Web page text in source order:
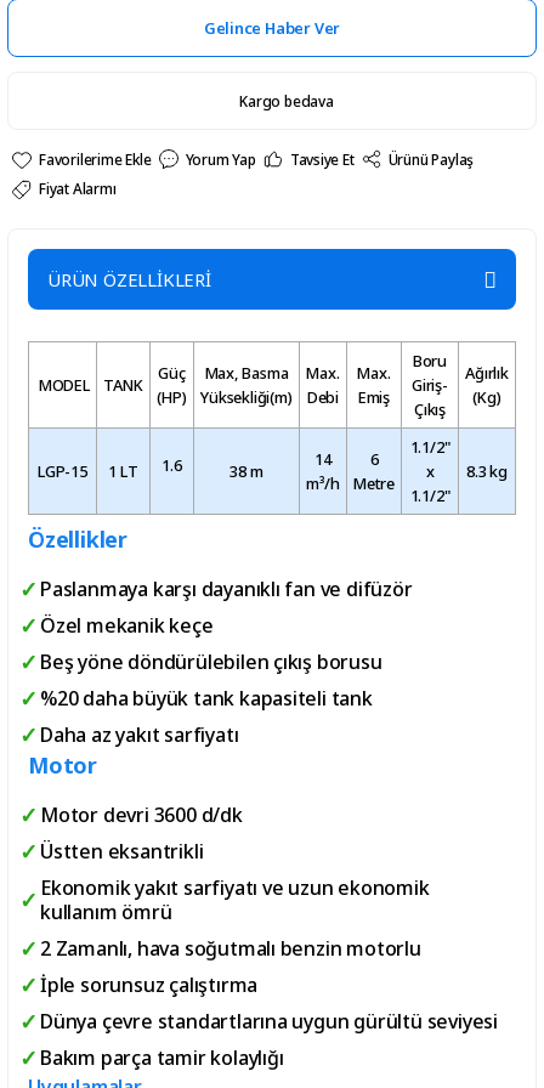
Gelince Haber Ver
Kargo bedava
Yorum Yap Tavsiye Et
Ürünü Paylaş
Fiyat Alarmı
ÜRÜN ÖZELLİKLERİ
MODEL TANK
Güç
(HP)
Max, Basma
Yüksekliği(m)
Max.
Debi
Max.
Emiş
Boru
Giriş-
Çıkış
Ağırlık
(Kg)
LGP-15 1 LT 1.6 38 m
14
m³/h
6
Metre
1.1/2"
x
1.1/2"
8.3 kg
Özellikler
Paslanmaya karşı dayanıklı fan ve difüzör
Özel mekanik keçe
Beş yöne döndürülebilen çıkış borusu
%20 daha büyük tank kapasiteli tank
Daha az yakıt sarfiyatı
Motor
Motor devri 3600 d/dk
Üstten eksantrikli
Ekonomik yakıt sarfiyatı ve uzun ekonomik
kullanım ömrü
2 Zamanlı, hava soğutmalı benzin motorlu
İple sorunsuz çalıştırma
Dünya çevre standartlarına uygun gürültü seviyesi
Bakım parça tamir kolaylığı